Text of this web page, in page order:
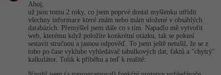
Spring
ASP.NET MVC
UML a návrhové vzory
MySQL/MariaDB
MS-SQL
Systémový administrátor
Grafik / UX/UI návrhář
3D grafik
Kotlin -80%
C -80%
Ahoj,
už jsou tomu 2 roky, co jsem poprvé dostal myšlenku utřídit
všechny informace které znám nebo mám uložené v obsáhlých
databázích. Přemýšlel jsem dále co s tím. Napadlo mě vytvořit
web, kterému když položíte konkrétní otázku, tak se pokusí
sestavit stručnou a jasnou odpověď. To jsem ještě netušil, že se z
toho po čase vyklube vyhledávač tabulkových dat, faktů a "chytrý"
kalkulátor. Tolik k příběhu a teď k realitě: